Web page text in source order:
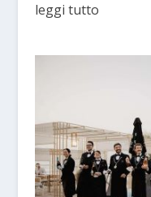
leggi tutto